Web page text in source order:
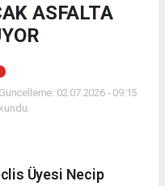
ASFALTA
02.07.2026 - 09:15
Üyesi Necip